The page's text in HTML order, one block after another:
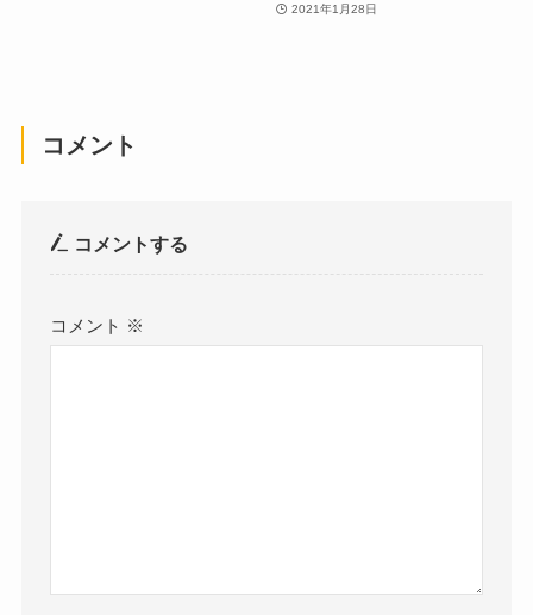
2021年1月28日
コメント
コメントする
コメント ※